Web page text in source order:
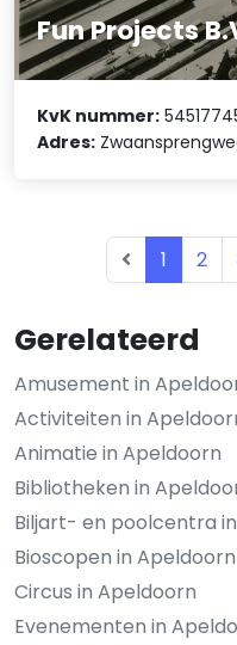
Gerelateerd
Amusement in
Activiteiten in
Animatie in Apeldoorn
Bibliotheken in
Biljart- en poolcentra
Bioscopen in Apeldoorn
Circus in Apeldoorn
Evenementen in
Fun Projects
KvK nummer:
Adres:
1 2